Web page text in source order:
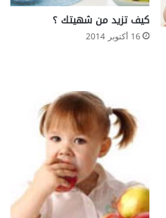
كيف تزيد من شهيتك ؟
16 أكتوبر 2014